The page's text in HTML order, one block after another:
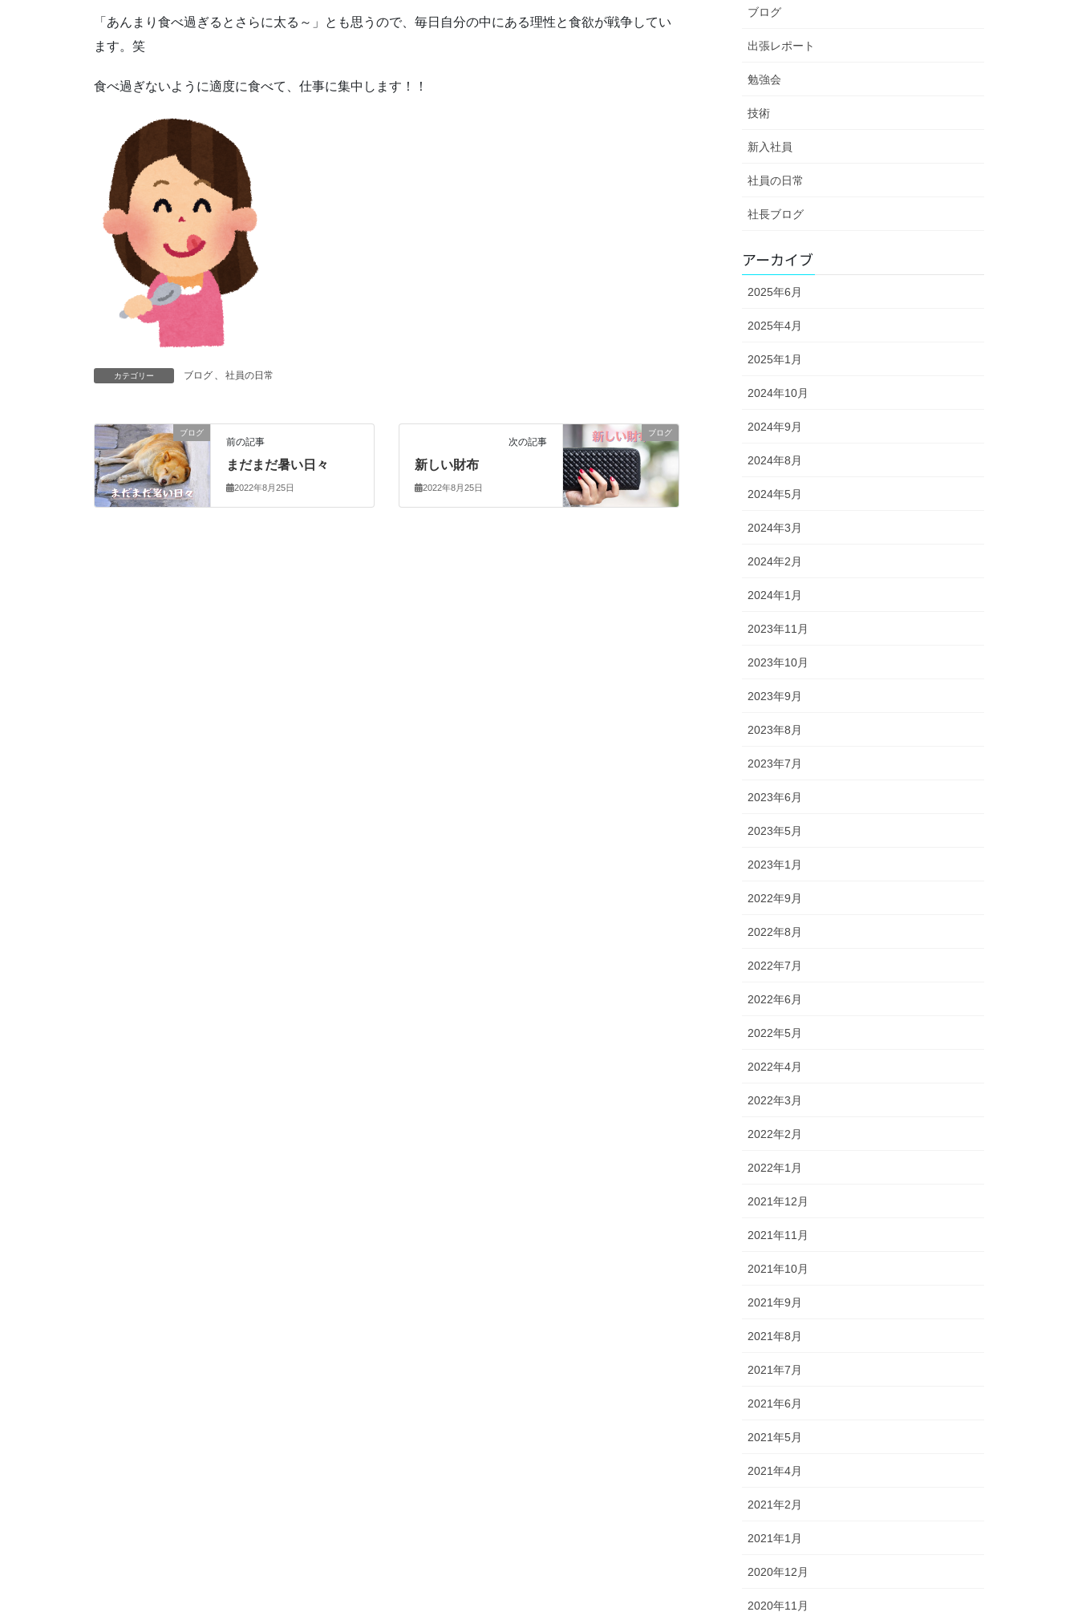
「あんまり食べ過ぎるとさらに太る～」とも思うので、毎日自分の中にある理性と食欲が戦争してい
ます。笑
食べ過ぎないように適度に食べて、仕事に集中します！！
カテゴリー ブログ 社員の日常
ブログ
前の記事
まだまだ暑い日々
2022年8月25日
ブログ
次の記事
新しい財布
2022年8月25日
ブログ
出張レポート
勉強会
技術
新入社員
社員の日常
社長ブログ
アーカイブ
2025年6月
2025年4月
2025年1月
2024年10月
2024年9月
2024年8月
2024年5月
2024年3月
2024年2月
2024年1月
2023年11月
2023年10月
2023年9月
2023年8月
2023年7月
2023年6月
2023年5月
2023年1月
2022年9月
2022年8月
2022年7月
2022年6月
2022年5月
2022年4月
2022年3月
2022年2月
2022年1月
2021年12月
2021年11月
2021年10月
2021年9月
2021年8月
2021年7月
2021年6月
2021年5月
2021年4月
2021年2月
2021年1月
2020年12月
2020年11月